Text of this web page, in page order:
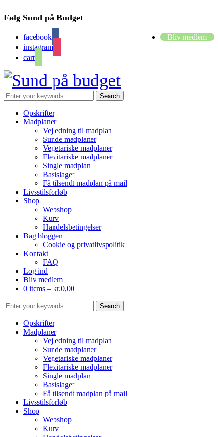
Følg Sund på Budget
facebook
instagram
cart
Bliv medlem
Opskrifter
Madplaner
Vejledning til madplan
Sunde madplaner
Vegetariske madplaner
Flexitariske madplaner
Single madplan
Basislager
Få tilsendt madplan på mail
Livsstilsforløb
Shop
Webshop
Kurv
Handelsbetingelser
Bag bloggen
Cookie og privatlivspolitik
Kontakt
FAQ
Log ind
Bliv medlem
0 items – kr.0,00
Opskrifter
Madplaner
Vejledning til madplan
Sunde madplaner
Vegetariske madplaner
Flexitariske madplaner
Single madplan
Basislager
Få tilsendt madplan på mail
Livsstilsforløb
Shop
Webshop
Kurv